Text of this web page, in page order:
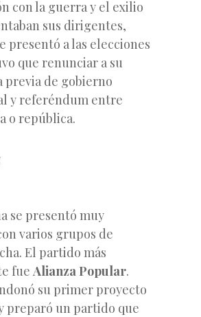
con la guerra y el exilio
sus dirigentes,
presentó a las elecciones
que renunciar a su
previa de gobierno
y referéndum entre
o república.
se presentó muy
varios grupos de
El partido más
fue Alianza Popular.
su primer proyecto
preparó un partido que